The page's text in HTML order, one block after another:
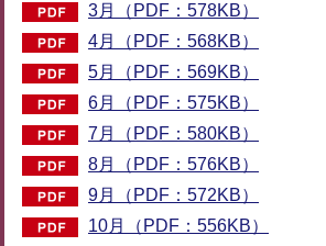
3月（PDF：578KB）
4月（PDF：568KB）
5月（PDF：569KB）
6月（PDF：575KB）
7月（PDF：580KB）
8月（PDF：576KB）
9月（PDF：572KB）
10月（PDF：556KB）